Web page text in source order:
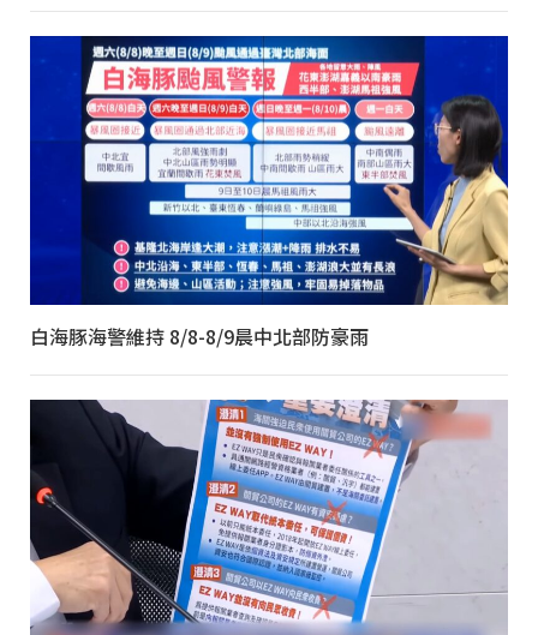
白海豚海警維持 8/8-8/9晨中北部防豪雨